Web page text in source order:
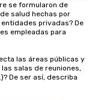
se formularon de
salud hechas por
privadas? De
empleadas para
las áreas públicas y
salas de reuniones,
De ser así, describa